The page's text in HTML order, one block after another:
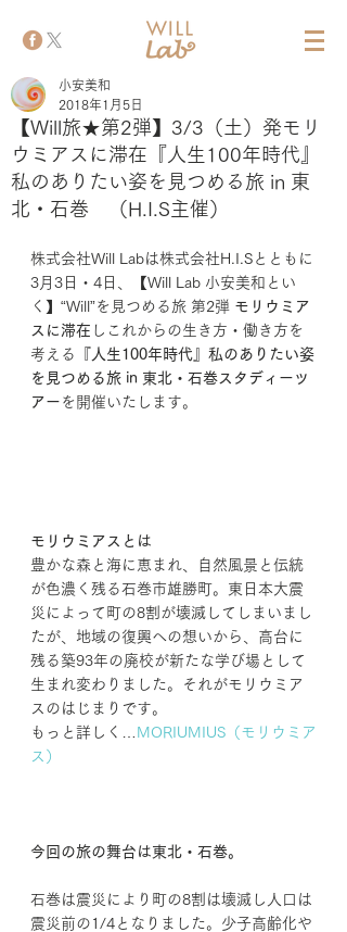
【Will旅★第2弾】3/3（土）発モリ
ウミアスに滞在『人生100年時代』
私のありたい姿を見つめる旅 in 東
北・石巻 （H.I.S主催）
小安美和
2018年1月5日
株式会社Will Labは株式会社H.I.Sとともに
3月3日・4日、【Will Lab 小安美和とい
く】“Will”を見つめる旅 第2弾 モリウミア
スに滞在 しこれからの生き方・働き方を
考える
『人生100年時代』私のありたい姿
を見つめる旅 in 東北・石巻スタディーツ
アー を開催いたします。
モリウミアスとは
豊かな森と海に恵まれ、自然風景と伝統
が色濃く残る石巻市雄勝町。東日本大震
災によって町の8割が壊滅してしまいまし
たが、地域の復興への想いから、高台に
残る築93年の廃校が新たな学び場として
生まれ変わりました。それがモリウミア
スのはじまりです。
もっと詳しく…
MORIUMIUS（モリウミア
ス）
今回の旅の舞台は東北・石巻。
石巻は震災により町の8割は壊滅し人口は
震災前の1/4となりました。少子高齢化や